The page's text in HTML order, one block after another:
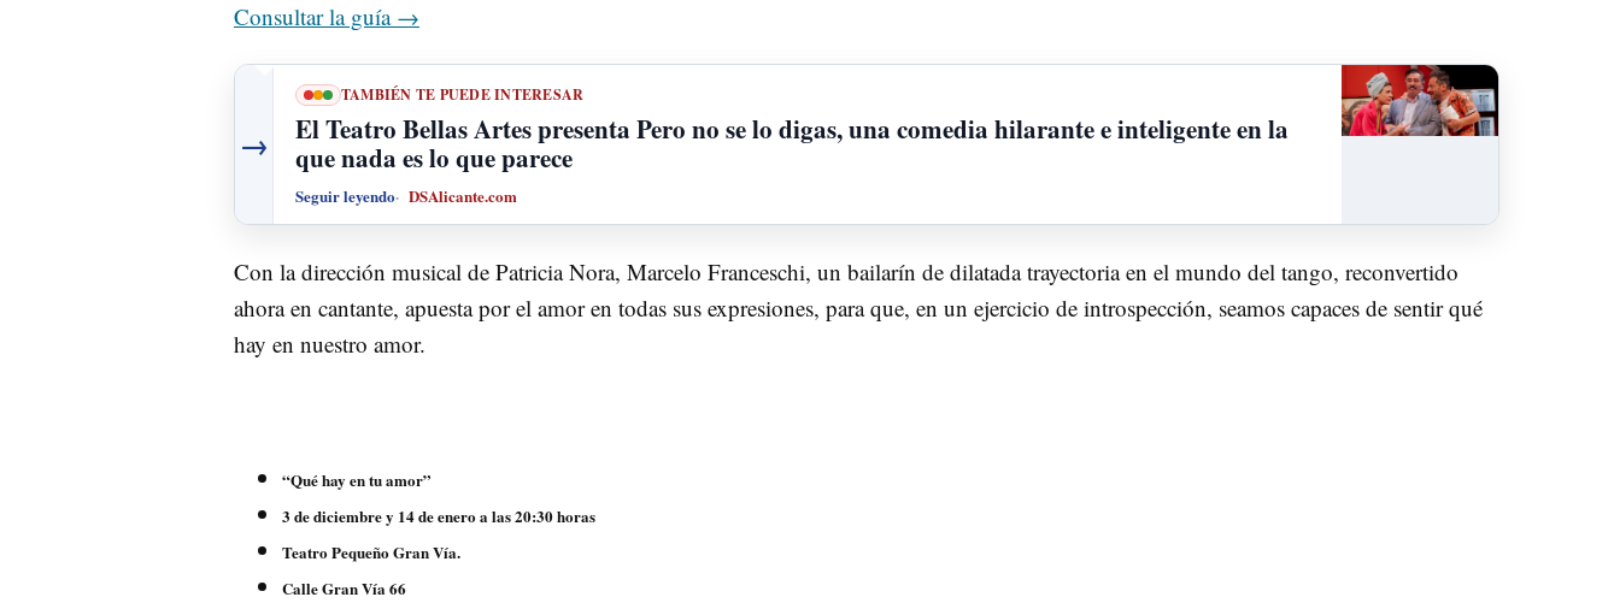
Consultar la guía →
→
TAMBIÉN TE PUEDE INTERESAR
El Teatro Bellas Artes presenta Pero no se lo digas, una comedia hilarante e inteligente en la
que nada es lo que parece
Seguir leyendo DSAlicante.com
Con la dirección musical de Patricia Nora, Marcelo Franceschi, un bailarín de dilatada trayectoria en el mundo del tango, reconvertido
ahora en cantante, apuesta por el amor en todas sus expresiones, para que, en un ejercicio de introspección, seamos capaces de sentir qué
hay en nuestro amor.
“Qué hay en tu amor”
3 de diciembre y 14 de enero a las 20:30 horas
Teatro Pequeño Gran Vía.
Calle Gran Vía 66